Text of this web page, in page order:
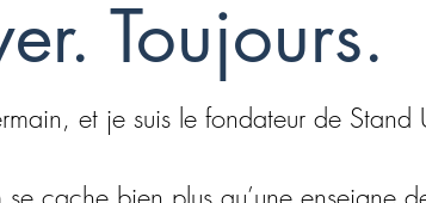
Toujours.
et je suis le fondateur de Stand